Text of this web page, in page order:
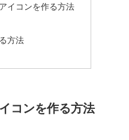
イコンを作る方法
方法
コンを作る方法